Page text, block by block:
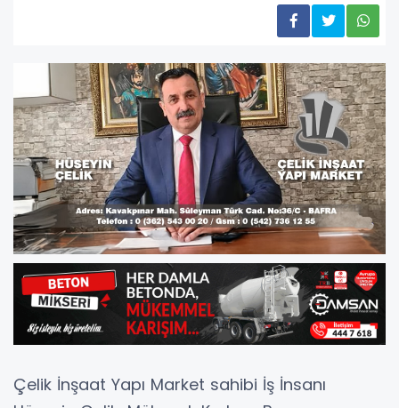
Çelik İnşaat Yapı Market sahibi İş İnsanı